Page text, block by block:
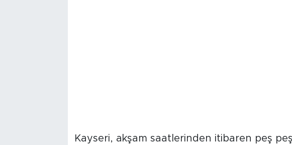
Kayseri, akşam saatlerinden itibaren peş